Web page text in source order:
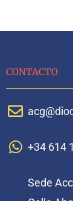
CONTACTO
+34 614
Sede